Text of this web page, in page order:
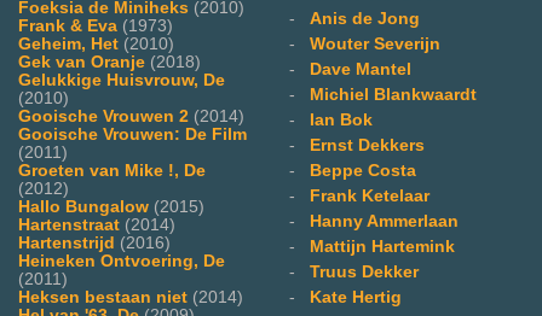
Foeksia de Miniheks (2010)
Frank & Eva (1973)
Geheim, Het (2010)
Gek van Oranje (2018)
Gelukkige Huisvrouw, De
(2010)
Gooische Vrouwen 2 (2014)
Gooische Vrouwen: De Film
(2011)
Groeten van Mike !, De
(2012)
Hallo Bungalow (2015)
Hartenstraat (2014)
Hartenstrijd (2016)
Heineken Ontvoering, De
(2011)
Heksen bestaan niet (2014)
- Anis de Jong
- Wouter Severijn
-
Dave Mantel
-
Michiel Blankwaardt
-
Ian Bok
-
Ernst Dekkers
-
Beppe Costa
-
Frank Ketelaar
-
Hanny Ammerlaan
-
Mattijn Hartemink
- Truus Dekker
-
Kate Hertig